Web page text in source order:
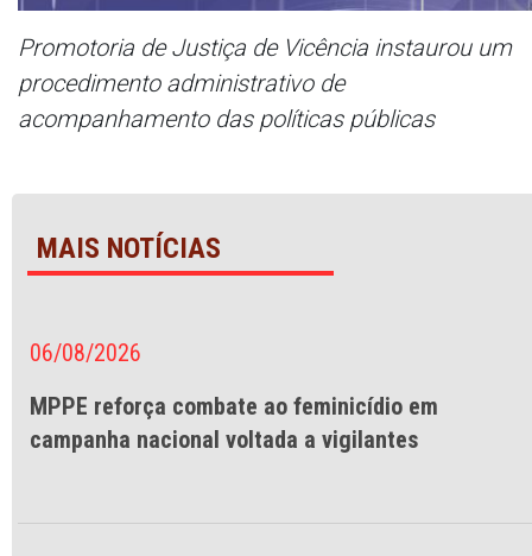
Promotoria de Justiça de Vicência instaurou um
procedimento administrativo de
acompanhamento das políticas públicas
MAIS NOTÍCIAS
06/08/2026
MPPE reforça combate ao feminicídio em
campanha nacional voltada a vigilantes